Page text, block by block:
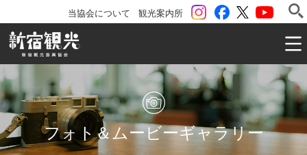
ツイッター
Facebook
instagram
観光案内所
当協会について
一般社団法人 新宿観光振興協会 Shinjuku
フォト＆ムービーギャラリー